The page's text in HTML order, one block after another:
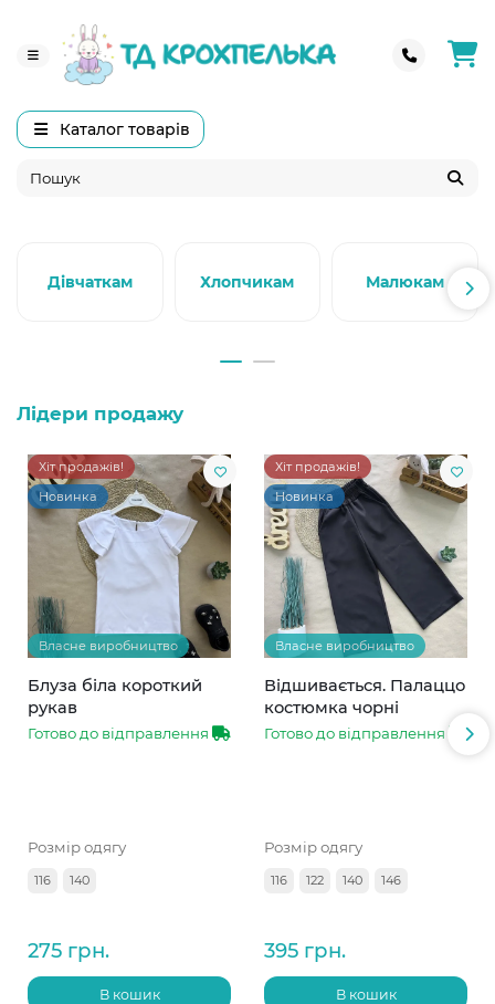
Каталог товарів
Дівчаткам Хлопчикам Малюкам
Лідери продажу
Хіт продажів!
Новинка
Власне виробництво
Блуза біла короткий
рукав
Готово до відправлення
Розмір одягу
116 140
275 грн.
В кошик
Хіт продажів!
Новинка
Власне виробництво
Відшивається. Палаццо
костюмка чорні
Готово до відправлення
Розмір одягу
116 122 140 146
395 грн.
В кошик